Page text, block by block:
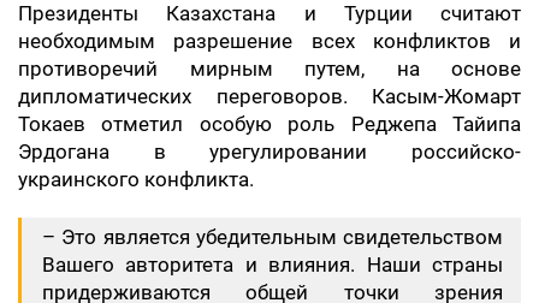
Президенты Казахстана и Турции считают
необходимым разрешение всех конфликтов и
противоречий мирным путем, на основе
дипломатических переговоров. Касым-Жомарт
Токаев отметил особую роль Реджепа Тайипа
Эрдогана в урегулировании российско-
украинского конфликта.
– Это является убедительным свидетельством
Вашего авторитета и влияния. Наши страны
придерживаются общей точки зрения